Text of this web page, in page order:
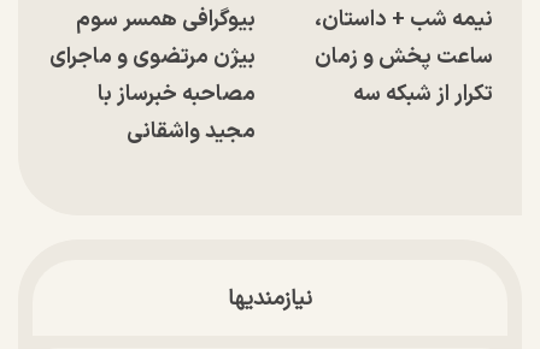
نیمه شب + داستان،
ساعت پخش و زمان
تکرار از شبکه سه
بیوگرافی همسر سوم
بیژن مرتضوی و ماجرای
مصاحبه خبرساز با
مجید واشقانی
نیازمندیها